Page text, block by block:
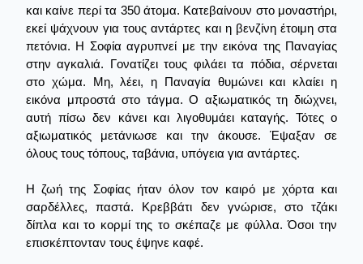
και καίνε περί τα 350 άτομα. Κατεβαίνουν στο μοναστήρι,
εκεί ψάχνουν για τους αντάρτες και η βενζίνη έτοιμη στα
πετόνια. Η Σοφία αγρυπνεί με την εικόνα της Παναγίας
στην αγκαλιά. Γονατίζει τους φιλάει τα πόδια, σέρνεται
στο χώμα. Μη, λέει, η Παναγία θυμώνει και κλαίει η
εικόνα μπροστά στο τάγμα. Ο αξιωματικός τη διώχνει,
αυτή πίσω δεν κάνει και λιγοθυμάει καταγής. Τότες ο
αξιωματικός μετάνιωσε και την άκουσε. Έψαξαν σε
όλους τους τόπους, ταβάνια, υπόγεια για αντάρτες.
Η ζωή της Σοφίας ήταν όλον τον καιρό με χόρτα και
σαρδέλλες, παστά. Κρεββάτι δεν γνώρισε, στο τζάκι
δίπλα και το κορμί της το σκέπαζε με φύλλα. Όσοι την
επισκέπτονταν τους έψηνε καφέ.